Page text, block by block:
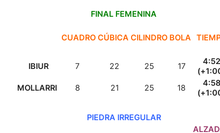
FINAL FEMENINA
CUADRO CÚBICA CILINDRO BOLA
IBIUR 7 22 25 17
4:52
MOLLARRI
8 21 25 18
4:58
PIEDRA IRREGULAR